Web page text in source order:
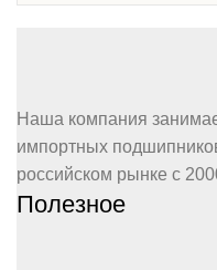
Наша компания
импортных
российском рынке с
Полезное